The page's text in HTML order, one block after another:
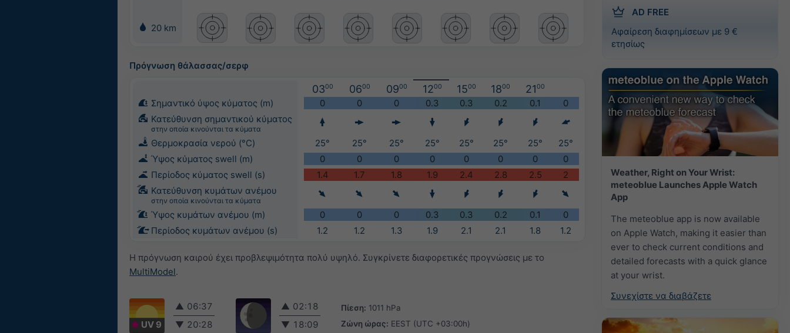
AD FREE
Αφαίρεση διαφημίσεων με 9 €
ετησίως
Weather, Right on Your Wrist:
meteoblue Launches Apple Watch
App
The meteoblue app is now available
on Apple Watch, making it easier than
ever to check current conditions and
detailed forecasts with a quick glance
at your wrist.
Συνεχίστε να διαβάζετε
20 km
Πρόγνωση θάλασσας/σερφ
0300 0600 0900 1200 1500 1800 2100
Σημαντικό ύψος κύματος (m) 0 0 0 0.3 0.3 0.2 0.1
0
Κατεύθυνση σημαντικού κύματος
στην οποία κινούνται τα κύματα
Θερμοκρασία νερού (°C) 25° 25° 25° 25° 25° 25° 25°
25°
Ύψος κύματος swell (m)
0 0 0 0 0 0 0
0
Περίοδος κύματος swell (s)
1.4 1.7 1.8 1.9 2.4 2.8 2.5
2
Κατεύθυνση κυμάτων ανέμου
στην οποία κινούνται τα κύματα
Ύψος κυμάτων ανέμου (m) 0 0 0 0.3 0.3 0.2 0.1
0
Περίοδος κυμάτων ανέμου (s)
1.2 1.2 1.3 1.9 2.1 2.1 1.8 1.2
Η πρόγνωση καιρού έχει προβλεψιμότητα πολύ υψηλό. Συγκρίνετε διαφορετικές προγνώσεις με το
MultiModel.
UV 9
▲ 06:37
▼ 20:28
▲ 02:18
▼ 18:09
Πίεση: 1011 hPa
Ζώνη ώρας: EEST (UTC +03:00h)